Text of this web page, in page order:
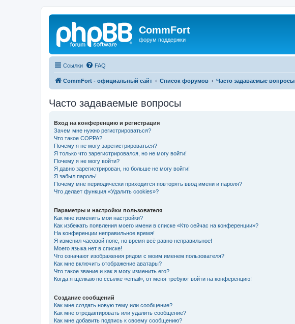
CommFort
форум поддержки
Ссылки FAQ
CommFort - официальный сайт Список форумов Часто задаваемые вопросы
Часто задаваемые вопросы
Вход на конференцию и регистрация
Зачем мне нужно регистрироваться?
Что такое COPPA?
Почему я не могу зарегистрироваться?
Я только что зарегистрировался, но не могу войти!
Почему я не могу войти?
Я давно зарегистрирован, но больше не могу войти!
Я забыл пароль!
Почему мне периодически приходится повторять ввод имени и пароля?
Что делает функция «Удалить cookies»?
Параметры и настройки пользователя
Как мне изменить мои настройки?
Как избежать появления моего имени в списке «Кто сейчас на конференции»?
На конференции неправильное время!
Я изменил часовой пояс, но время всё равно неправильное!
Моего языка нет в списке!
Что означают изображения рядом с моим именем пользователя?
Как мне включить отображение аватары?
Что такое звание и как я могу изменить его?
Когда я щёлкаю по ссылке «email», от меня требуют войти на конференцию!
Создание сообщений
Как мне создать новую тему или сообщение?
Как мне отредактировать или удалить сообщение?
Как мне добавить подпись к своему сообщению?